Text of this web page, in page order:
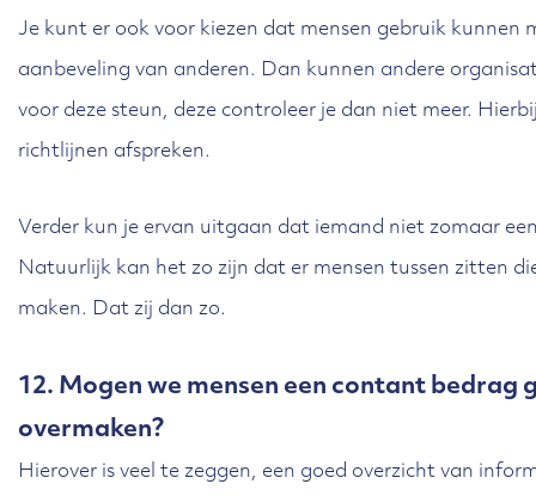
Je kunt er ook voor kiezen dat mensen gebruik kunnen
aanbeveling van anderen. Dan kunnen andere
voor deze steun, deze controleer je dan niet meer.
richtlijnen afspreken.
Verder kun je ervan uitgaan dat iemand niet zomaar
Natuurlijk kan het zo zijn dat er mensen tussen zitten
maken. Dat zij dan zo.
12. Mogen we mensen een contant bedrag
overmaken?
Hierover is veel te zeggen, een goed overzicht van